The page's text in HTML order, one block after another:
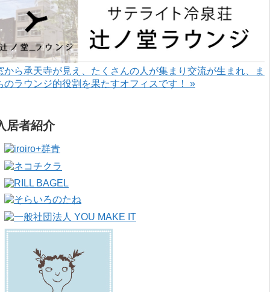
から承天寺が見え、たくさんの人が集まり交流が生まれ、ま
のラウンジ的役割を果たすオフィスです！ »
居者紹介